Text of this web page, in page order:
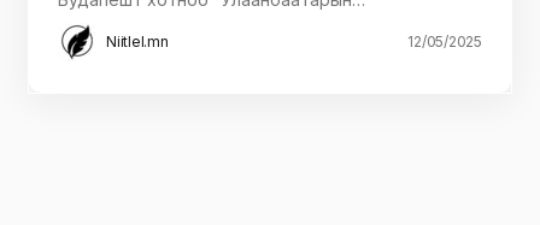
Niitlel.mn 12/05/2025